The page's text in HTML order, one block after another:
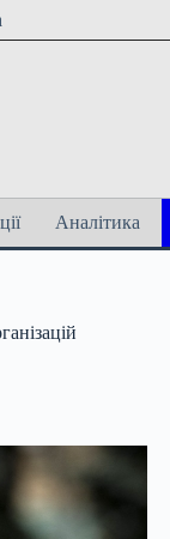
Аналітика